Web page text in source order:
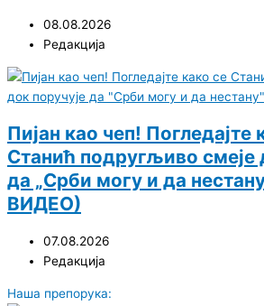
08.08.2026
Редакција
Пијан као чеп! Погледајте
Станић подругљиво смеје
да „Срби могу и да
ВИДЕО)
07.08.2026
Редакција
Наша препорука: